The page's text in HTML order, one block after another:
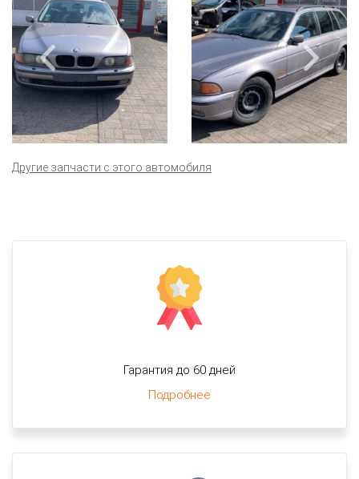
Другие запчасти с этого автомобиля
Гарантия до 60 дней
Подробнее